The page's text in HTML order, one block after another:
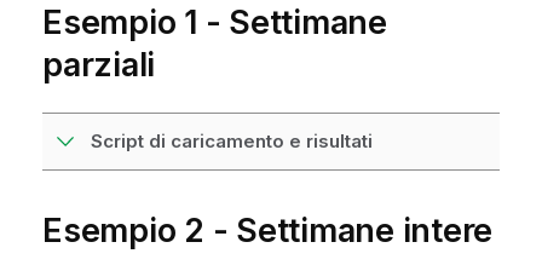
Esempio 1 - Settimane
parziali
Script di caricamento e risultati
Esempio 2 - Settimane intere